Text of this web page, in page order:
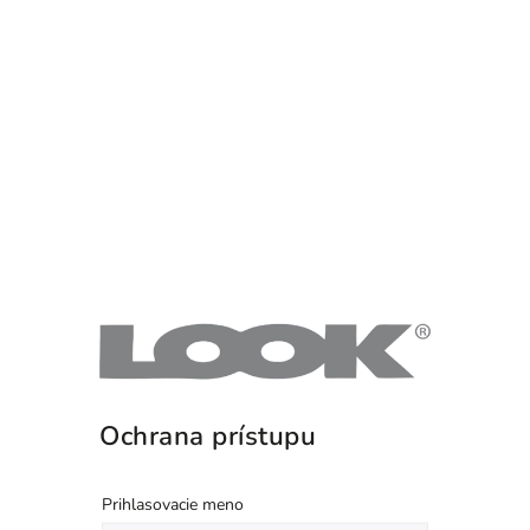
Ochrana prístupu
Prihlasovacie meno